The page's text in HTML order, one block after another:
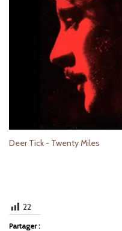
Deer Tick - Twenty Miles
22
Partager :